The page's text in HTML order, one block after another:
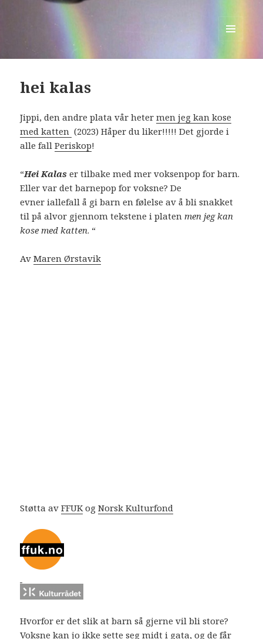
hei kalas
hei kalas
Jippi, den andre plata vår hetermen jeg kan kose
med katten (2023) Håper du liker!!!!! Det gjorde i
alle fallPeriskop!
“Hei Kalas er tilbake med mervoksenpop for barn.
Eller var detbarnepop for voksne? De
evneriallefall å gi barn en følelse av å bli snakket
til på alvor gjennom tekstene iplaten men jeg kan
kose med katten. “
AvMaren Ørstavik
Støtta avFFUKogNorsk Kulturfond
Hvorfor er det slik at barn så gjerne vil bli store?
Voksne kan jo ikke sette seg midt i gata, og de får